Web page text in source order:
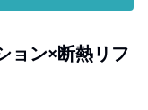
ョン×断熱リフ